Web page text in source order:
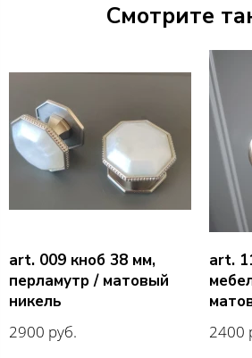
Смотрите
art. 009 кноб 38 мм,
перламутр / матовый
никель
2900 руб.
art.
2400